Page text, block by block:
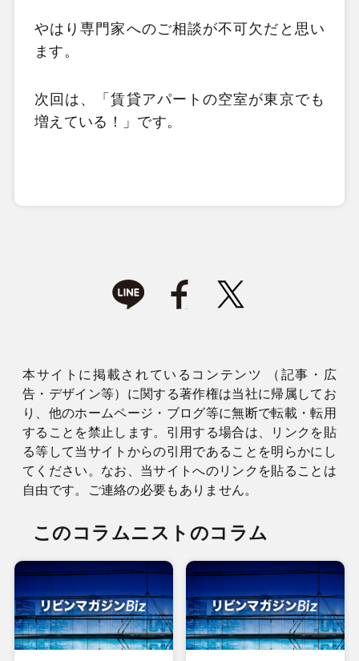
やはり専門家へのご相談が不可欠だと思い
ます。
次回は、「賃貸アパートの空室が東京でも
増えている！」です。
本サイトに掲載されているコンテンツ （記事・広
告・デザイン等）に関する著作権は当社に帰属してお
り、他のホームページ・ブログ等に無断で転載・転用
することを禁止します。引用する場合は、リンクを貼
る等して当サイトからの引用であることを明らかにし
てください。なお、当サイトへのリンクを貼ることは
自由です。ご連絡の必要もありません。
このコラムニストのコラム